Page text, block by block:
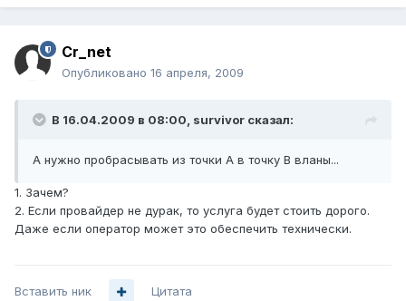
Cr_net
Опубликовано 16 апреля, 2009
В 16.04.2009 в 08:00, survivor сказал:
А нужно пробрасывать из точки A в точку B вланы...
1. Зачем?
2. Если провайдер не дурак, то услуга будет стоить дорого.
Даже если оператор может это обеспечить технически.
Вставить ник Цитата